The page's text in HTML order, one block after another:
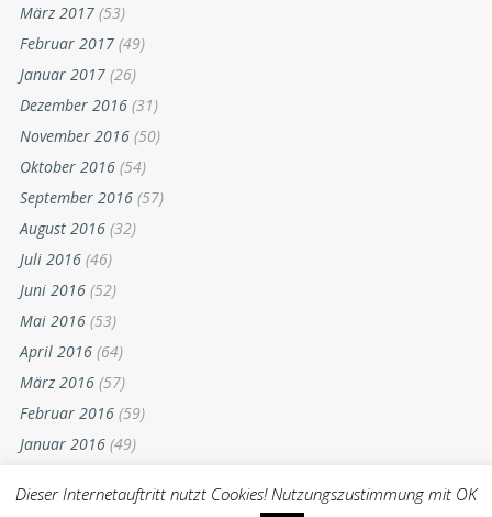
März 2017 (53)
Februar 2017 (49)
Januar 2017 (26)
Dezember 2016 (31)
November 2016 (50)
Oktober 2016 (54)
September 2016 (57)
August 2016 (32)
Juli 2016 (46)
Juni 2016 (52)
Mai 2016 (53)
April 2016 (64)
März 2016 (57)
Februar 2016 (59)
Januar 2016 (49)
November 2015(55)
Dieser Internetauftritt nutzt Cookies! Nutzungszustimmung mit OK